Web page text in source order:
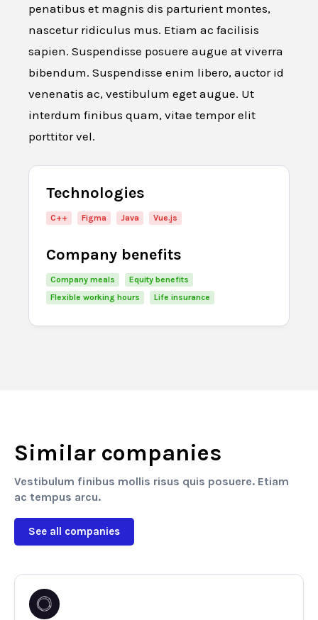
penatibus et magnis dis parturient montes,
nascetur ridiculus mus. Etiam ac facilisis
sapien. Suspendisse posuere augue at viverra
bibendum. Suspendisse enim libero, auctor id
venenatis ac, vestibulum eget augue. Ut
interdum finibus quam, vitae tempor elit
porttitor vel.
Technologies
C++ Figma Java Vue.js
Company benefits
Company meals
Equity benefits
Flexible working hours
Life insurance
Similar companies
Vestibulum finibus mollis risus quis posuere. Etiam
ac tempus arcu.
See all companies